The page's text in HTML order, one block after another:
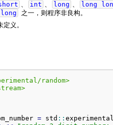
、 int 、 long 、 long
long
之一，则程序非良构。
定义。
random>
= std ::